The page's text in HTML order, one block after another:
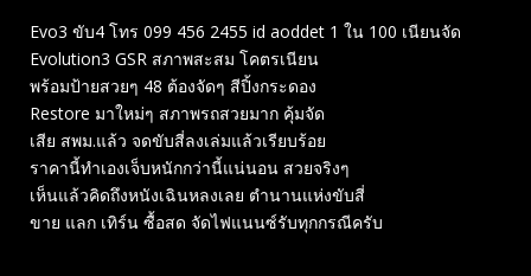
Evo3 ขับ4 โทร 099 456 2455 id aoddet 1 ใน 100 เนียนจัด
Evolution3 GSR สภาพสะสม โคตรเนียน
พร้อมป้ายสวยๆ 48 ต้องจัดๆ สีปิ้งกระดอง
Restore มาใหม่ๆ สภาพรถสวยมาก คุ้มจัด
เสีย สพม.แล้ว จดขับสี่ลงเล่มแล้วเรียบร้อย
ราคานี้ทำเองเจ็บหนักกว่านี้แน่นอน สวยจริงๆ
เห็นแล้วคิดถึงหนังเฉินหลงเลย ตำนานแห่งขับสี่
ขาย แลก เทิร์น ซื้อสด จัดไฟแนนซ์รับทุกกรณีครับ